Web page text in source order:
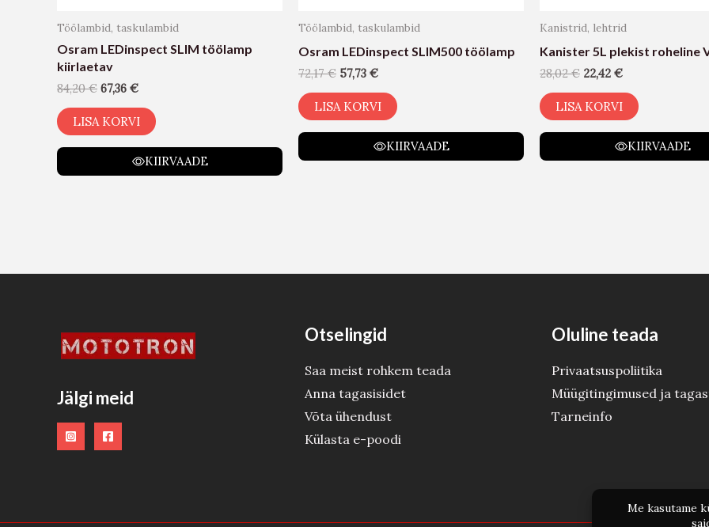
Töölambid, taskulambid
Osram LEDinspect SLIM töölamp
kiirlaetav
84,20€ 67,36 €
LISA KORVI
KIIRVAADE
Töölambid, taskulambid
Osram LEDinspect SLIM500 töölamp
72,17€ 57,73 €
LISA KORVI
KIIRVAADE
Kanistrid, lehtrid
Kanister 5L plekist roheline
28,02€ 22,42 €
LISA KORVI
KIIRVAADE
Jälgi meid
Otselingid
Saa meist rohkem teada
Anna tagasisidet
Võta ühendust
Külasta e-poodi
Oluline teada
Privaatsuspoliitika
Müügitingimused ja
Tarneinfo